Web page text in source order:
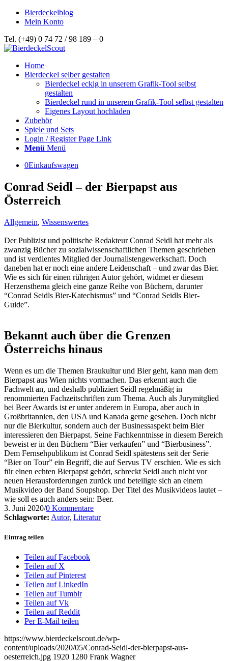
Bierdeckelblog
Mein Konto
Tel. (+49) 0 74 72 / 98 189 – 0
Home
Bierdeckel selber gestalten
Bierdeckel eckig in unserem Grafik-Tool selbst
gestalten
Bierdeckel rund in unserem Grafik-Tool selbst gestalten
Eigenes Layout hochladen
Zubehör
Spiele und Sets
Login / Register Page Link
Menü Menü
0Einkaufswagen
Conrad Seidl – der Bierpapst aus
Österreich
Allgemein, Wissenswertes
Der Publizist und politische Redakteur Conrad Seidl hat mehr als
zwanzig Bücher zu sozialwissenschaftlichen Themen geschrieben
und ist verdientes Mitglied der Journalistengewerkschaft. Doch
daneben hat er noch eine andere Leidenschaft – und zwar das Bier.
Wie es sich für einen rührigen Autor gehört, widmet er diesem
Herzensthema gleich eine ganze Reihe von Büchern, darunter
“Conrad Seidls Bier-Katechismus” und “Conrad Seidls Bier-
Guide”.
Bekannt auch über die Grenzen
Österreichs hinaus
Wenn es um die Themen Braukultur und Bier geht, kann man dem
Bierpapst aus Wien nichts vormachen. Das erkennt auch die
Fachwelt an, und deshalb publiziert Seidl regelmäßig in
renommierten Fachzeitschriften zum Thema. Auch als Jurymitglied
bei Beer Awards ist er unter anderem in Europa, aber auch in
Großbritannien, den USA und Kanada gerne gesehen. Doch nicht
nur die Bierkultur, sondern auch der Businessaspekt beim Bier
interessieren den Bierpapst. Seine Fachkenntnisse in diesem Bereich
beweist er in den Büchern “Bier verkaufen” und “Bierbusiness”.
Dem Fernsehpublikum ist Conrad Seidl spätestens seit der Serie
“Bier on Tour” ein Begriff, die auf Servus TV erschien. Wie es sich
für einen echten Bierpapst gehört, schreckt Seidl auch nicht vor
neuen Herausforderungen zurück und beteiligte sich an einem
Musikvideo der Band Soupshop. Der Titel des Musikvideos lautet –
wie soll es auch anders sein: Beer.
3. Juni 2020/0 Kommentare
Schlagworte: Autor, Literatur
Eintrag teilen
Teilen auf Facebook
Teilen auf X
Teilen auf Pinterest
Teilen auf LinkedIn
Teilen auf Tumblr
Teilen auf Vk
Teilen auf Reddit
Per E-Mail teilen
https://www.bierdeckelscout.de/wp-
content/uploads/2020/05/Conrad-Seidl-der-bierpapst-aus-
oesterreich.jpg 1920 1280 Frank Wagner